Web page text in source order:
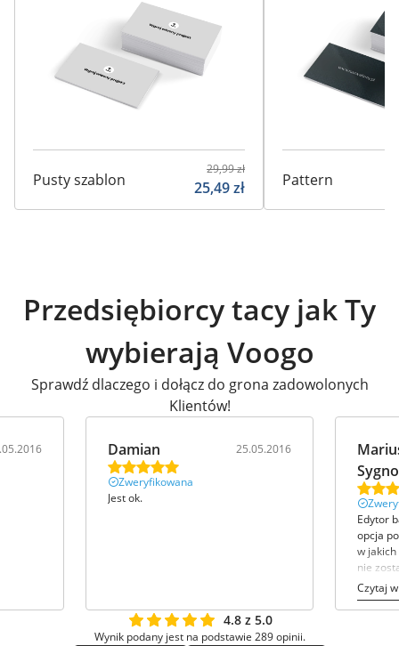
Pusty szablon
29,99zł
25,49zł Pattern
Przedsiębiorcy tacy jak Ty
wybierają Voogo
Sprawdź dlaczego i dołącz do grona zadowolonych
Klientów!
Damian 25.05.2016
Zweryfikowana
Jest ok.
Edytor
opcja
w
nie
wyboru.
Czytaj
4.8 z 5.0
Wynik podany jest na podstawie 289 opinii.